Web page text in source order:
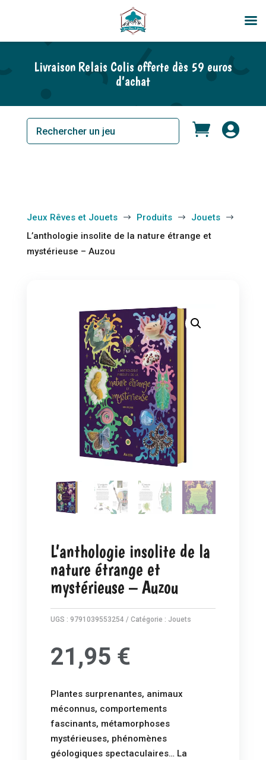
Livraison Relais Colis offerte dès 59 euros
d’achat
 
Jeux Rêves et Jouets $ Produits $ Jouets $
L’anthologie insolite de la nature étrange et
mystérieuse – Auzou
L’anthologie insolite de la
nature étrange et
mystérieuse – Auzou
UGS : 9791039553254 Catégorie : Jouets
21,95 €
Plantes surprenantes, animaux
méconnus, comportements
fascinants, métamorphoses
mystérieuses, phénomènes
géologiques spectaculaires… La